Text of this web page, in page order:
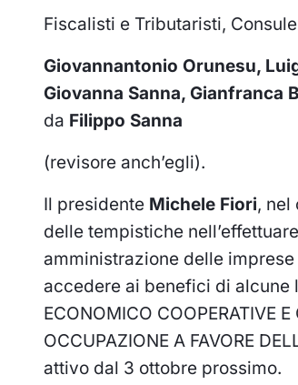
Fiscalisti e Tributaristi,
Giovannantonio Orunesu,
Giovanna Sanna, Gianfranca
da Filippo Sanna
(revisore anch’egli).
Il presidente Michele Fiori, nel
delle tempistiche
amministrazione delle
accedere ai benefici di alcune
ECONOMICO COOPERATIVE
OCCUPAZIONE A FAVORE
attivo dal 3 ottobre prossimo.